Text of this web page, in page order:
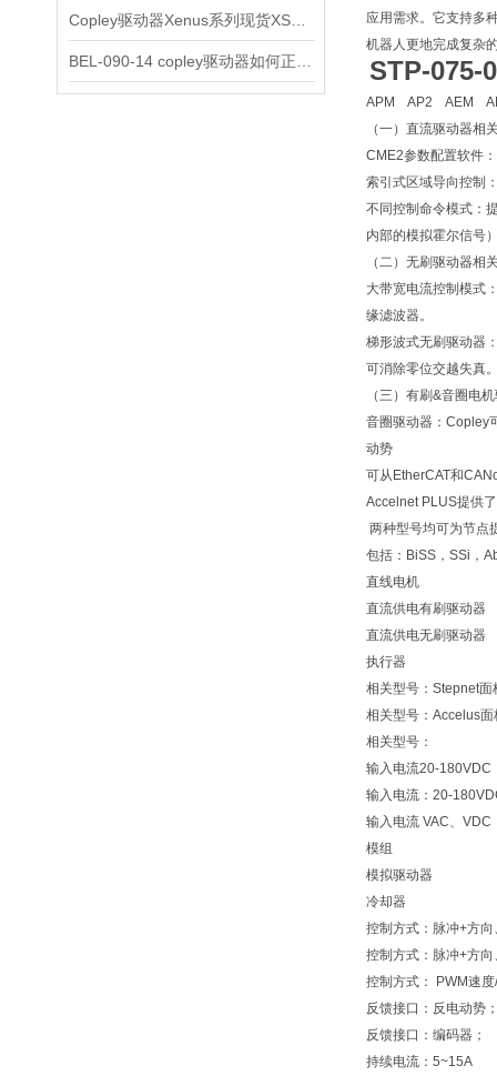
应用需求。它支持多
机器人更地完成复杂
STP-075-
APM AP2 AEM
（一）直流驱动器相
CME2参数配置软件
索引式区域导向控制
不同控制命令模式：
内部的模拟霍尔信号
（二）无刷驱动器相
大带宽电流控制模式
缘滤波器。
梯形波式无刷驱动器
可消除零位交越失真
（三）有刷&音圈电
音圈驱动器：Copley
动势
可从EtherCAT和
Accelnet PLUS提供
两种型号均可为节点
包括：BiSS，SSi，
直线电机
直流供电有刷驱动器
直流供电无刷驱动器
执行器
相关型号：Stepnet面
相关型号：Accelus面
相关型号：
输入电流20-180VDC
输入电流：20-
输入电流 VAC、VDC
模组
模拟驱动器
冷却器
控制方式：脉冲+方
控制方式：脉冲+方
控制方式： PWM速
反馈接口：反电动势
反馈接口：编码器；
持续电流：5~15A